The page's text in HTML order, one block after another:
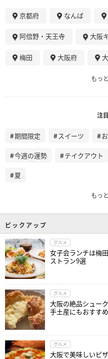
京都府 なんば
阿倍野・天王寺 大阪
梅田 大阪府
もっ
注
期間限定 スイーツ
今週の運勢 テイクアウト
夏
もっ
ピックアップ
グルメ
女子会ランチは梅
ストラン9選
グルメ
大阪の絶品シュー
手土産にもおすすめ
グルメ
大阪で美味しいピ